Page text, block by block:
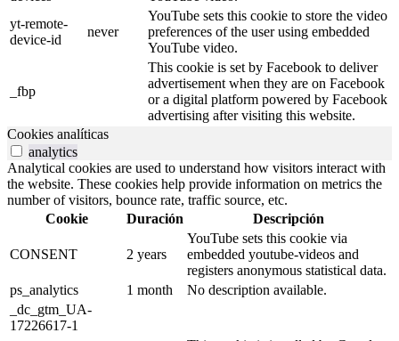
yt-remote-
device-id
never
YouTube sets this cookie to store the video
preferences of the user using embedded
YouTube video.
_fbp
This cookie is set by Facebook to deliver
advertisement when they are on Facebook
or a digital platform powered by Facebook
advertising after visiting this website.
Cookies analíticas
analytics
Analytical cookies are used to understand how visitors interact with
the website. These cookies help provide information on metrics the
number of visitors, bounce rate, traffic source, etc.
Cookie
Duración Descripción
CONSENT 2 years
YouTube sets this cookie via
embedded youtube-videos and
registers anonymous statistical data.
ps_analytics
1 month
No description available.
_dc_gtm_UA-
17226617-1